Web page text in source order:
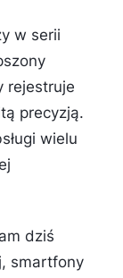
w serii
rejestruje
precyzją.
wielu
dziś
smartfony